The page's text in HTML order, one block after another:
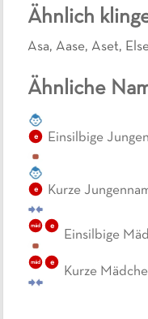
Ähnlich
Asa, Aase, Aset,
Ähnliche
e Einsilbige
e Kurze
mäd e
Einsilbige
mäd e
Kurze